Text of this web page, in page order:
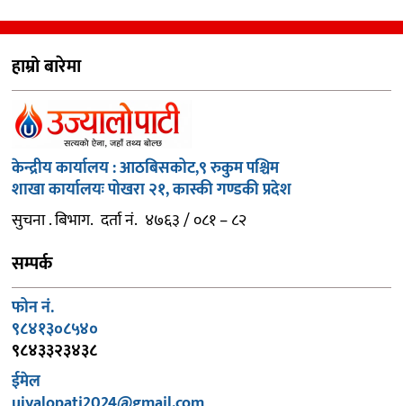
हाम्रो बारेमा
केन्द्रीय कार्यालय : आठबिसकोट,९ रुकुम पश्चिम
शाखा कार्यालयः पोखरा २१, कास्की गण्डकी प्रदेश
सुचना . बिभाग. दर्ता नं. ४७६३ / ०८१ – ८२
सम्पर्क
फोन नं.
९८४१३०८५४०
९८४३३२३४३८
ईमेल